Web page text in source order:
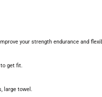
your strength endurance and
get fit.
large towel.